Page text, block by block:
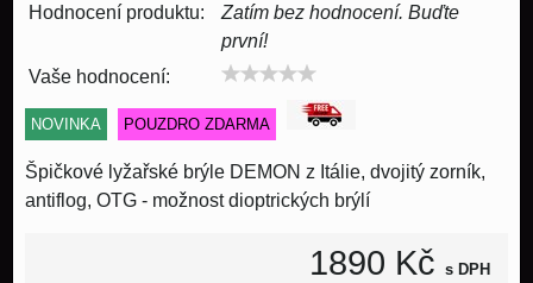
Hodnocení produktu:
Zatím bez hodnocení. Buďte
první!
Vaše hodnocení:
NOVINKA POUZDRO ZDARMA
Špičkové lyžařské brýle DEMON z Itálie, dvojitý zorník,
antiflog, OTG - možnost dioptrických brýlí
1890 Kč s DPH